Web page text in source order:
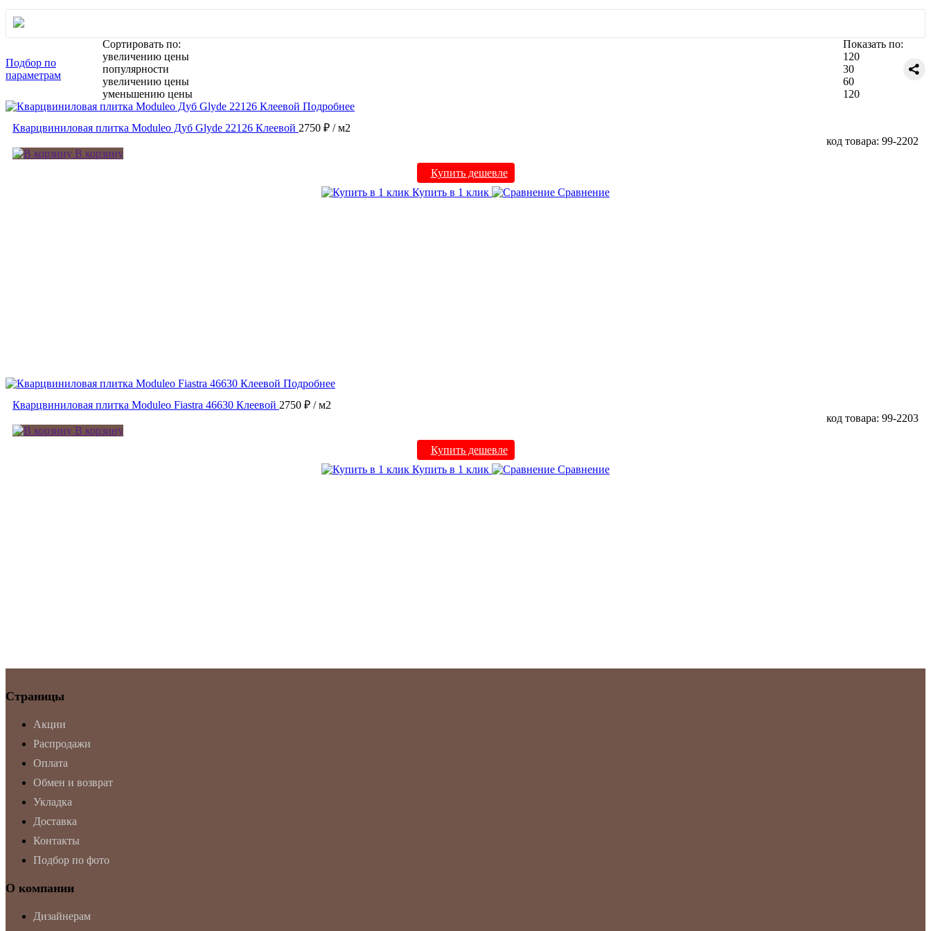
Подбор по
параметрам
Сортировать по:
увеличению цены
популярности
увеличению цены
уменьшению цены
Показать по:
120
30
60
120
Подробнее
Кварцвиниловая плитка Moduleo Дуб Glyde 22126 Клеевой 2750 ₽ / м2
код товара: 99-2202
В корзину
Купить дешевле
Купить в 1 клик
Сравнение
Подробнее
Кварцвиниловая плитка Moduleo Fiastra 46630 Клеевой 2750 ₽ / м2
код товара: 99-2203
В корзину
Купить дешевле
Купить в 1 клик
Сравнение
Страницы
Акции
Распродажи
Оплата
Обмен и возврат
Укладка
Доставка
Контакты
Подбор по фото
О компании
Дизайнерам